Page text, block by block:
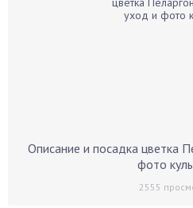
Описание и посадка цветка
фото
2555